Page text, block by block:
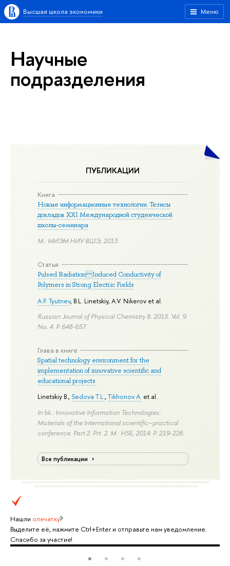
Меню
Высшая школа экономики
Научные
подразделения
ПУБЛИКАЦИИ
Книга
Новые информационные технологии. Тезисы
докладов XXI Международной студенческой
школы-семинара
М.: МИЭМ НИУ ВШЭ, 2013.
Статья
Pulsed RadiationInduced Conductivity of
Polymers in Strong Electric Fields
A.P. Tyutnev, B.L. Linetskiy,A.V. Nikerov et al.
Russian Journal of Physical Chemistry B. 2015. Vol. 9.
No. 4. P. 648-657.
Глава в книге
Spatial technology environment for the
implementation of innovative scientific and
educational projects.
Linetskiy B., Sedova T.L.,Tikhonov А. et al.
In bk.: Innovative Information Technologies:
Materials of the International scientific–practical
conference. Part 2. Prt. 2. M.: HSE, 2014. P. 219-226.
Все публикации
Нашли опечатку?
Выделите её, нажмите Ctrl+Enter и отправьте нам уведомление.
Спасибо за участие!